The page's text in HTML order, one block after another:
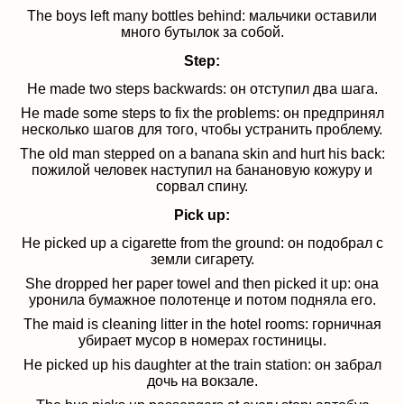
The boys left many bottles behind: мальчики оставили
много бутылок за собой.
Step:
He made two steps backwards: он отступил два шага.
He made some steps to fix the problems: он предпринял
несколько шагов для того, чтобы устранить проблему.
The old man stepped on a banana skin and hurt his back:
пожилой человек наступил на банановую кожуру и
сорвал спину.
Pick up:
He picked up a cigarette from the ground: он подобрал с
земли сигарету.
She dropped her paper towel and then picked it up: она
уронила бумажное полотенце и потом подняла его.
The maid is cleaning litter in the hotel rooms: горничная
убирает мусор в номерах гостиницы.
He picked up his daughter at the train station: он забрал
дочь на вокзале.